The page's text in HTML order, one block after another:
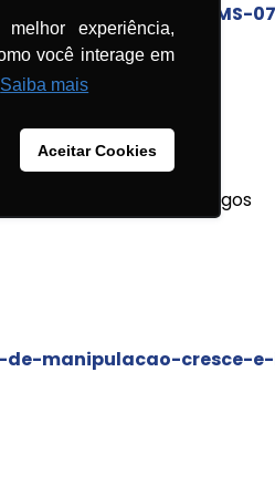
experiência,
você interage em
Saiba mais
Aceitar Cookies
geração de empregos
manipulacao-cresce-